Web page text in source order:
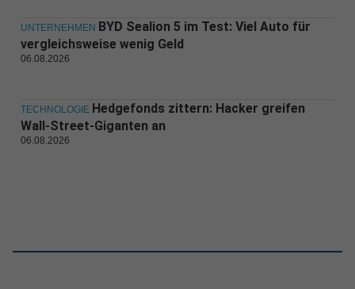
UNTERNEHMEN BYD Sealion 5 im Test: Viel Auto für
vergleichsweise wenig Geld
06.08.2026
TECHNOLOGIE Hedgefonds zittern: Hacker greifen
Wall-Street-Giganten an
06.08.2026